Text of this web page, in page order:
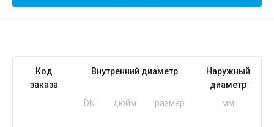
Код
заказа
Внутренний диаметр
Наружный
диаметр
DN
дюйм размер мм